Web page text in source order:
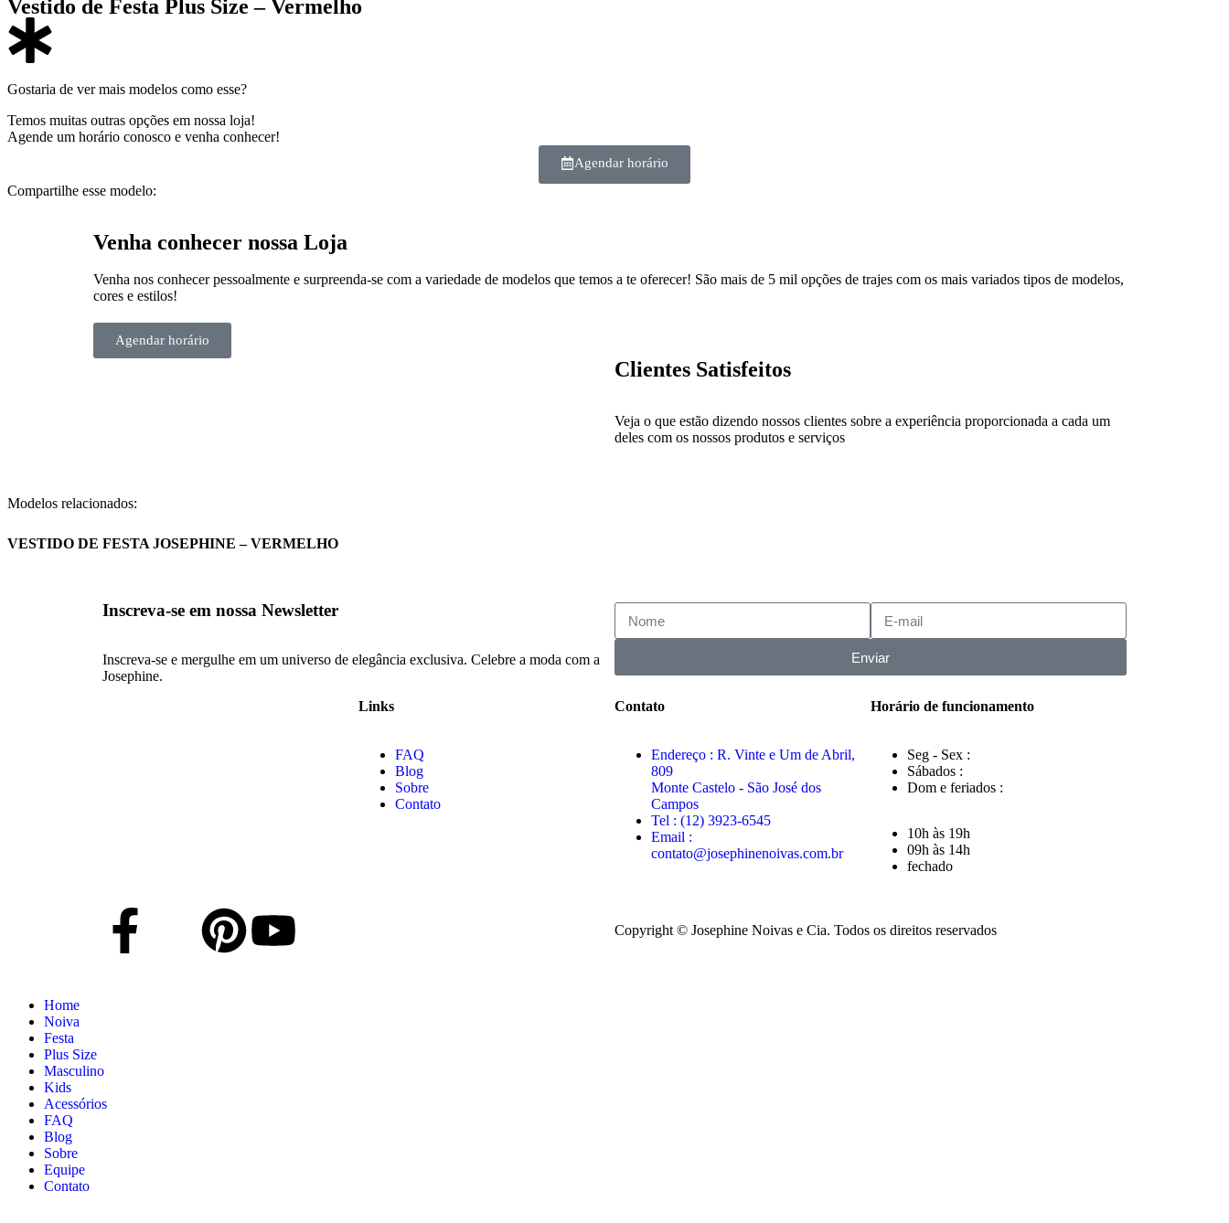
Vestido de Festa Plus Size – Vermelho
Gostaria de ver mais modelos como esse?
Temos muitas outras opções em nossa loja!
Agende um horário conosco e venha conhecer!
Agendar horário
Compartilhe esse modelo:
Venha conhecer nossa Loja
Venha nos conhecer pessoalmente e surpreenda-se com a variedade de modelos que temos a te oferecer! São mais de 5 mil opções de trajes com os mais variados tipos de modelos,
cores e estilos!
Agendar horário
Clientes Satisfeitos
Veja o que estão dizendo nossos clientes sobre a experiência proporcionada a cada um
deles com os nossos produtos e serviços
Modelos relacionados:
VESTIDO DE FESTA JOSEPHINE – VERMELHO
Inscreva-se em nossa Newsletter
Inscreva-se e mergulhe em um universo de elegância exclusiva. Celebre a moda com a
Josephine.
Enviar
Links
FAQ
Blog
Sobre
Contato
Contato
Endereço : R. Vinte e Um de Abril,
809
Monte Castelo - São José dos
Campos
Tel : (12) 3923-6545
Email :
contato@josephinenoivas.com.br
Horário de funcionamento
Seg - Sex :
Sábados :
Dom e feriados :
10h às 19h
09h às 14h
fechado
Copyright © Josephine Noivas e Cia. Todos os direitos reservados
Home
Noiva
Festa
Plus Size
Masculino
Kids
Acessórios
FAQ
Blog
Sobre
Equipe
Contato